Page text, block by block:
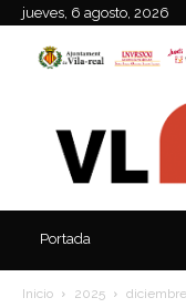
jueves, 6 agosto, 2026
Portada
Inicio 2025 diciembre